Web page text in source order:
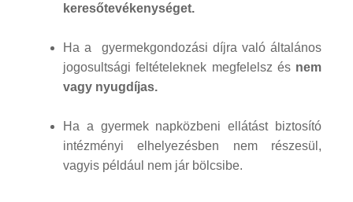
keresőtevékenységet.
Ha a gyermekgondozási díjra való általános
jogosultsági feltételeknek megfelelsz és nem
vagy nyugdíjas.
Ha a gyermek napközbeni ellátást biztosító
intézményi elhelyezésben nem részesül,
vagyis például nem jár bölcsibe.